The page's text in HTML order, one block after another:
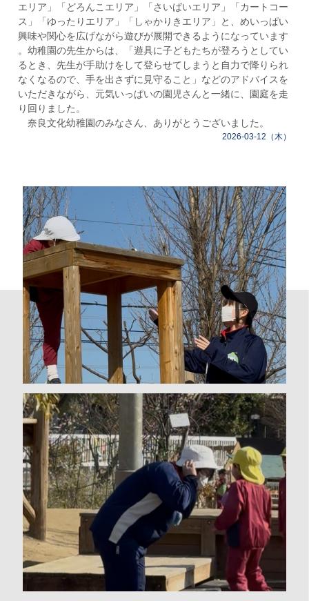
エリア」「どろんこエリア」「さいばいエリア」「カートコー
ス」「ゆったりエリア」「しゃかりきエリア」と、めいっぱい
興味や関心を広げながら遊びが展開できるようになっています
。幼稚園の先生からは、「遊具に子どもたちが登ろうとしてい
るとき、先生が手助けをして登らせてしまうと自力で降りられ
なくなるので、手を出さずに見守ること」などのアドバイスを
いただきながら、元気いっぱいの園児さんと一緒に、園庭を走
り回りました。
奈良文化幼稚園のみなさん、ありがとうございました。
2026-03-12（木）